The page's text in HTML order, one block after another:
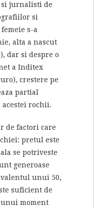
jurnalisti de
si
s-a
alta a nascut
dar si despre o
a Inditex
crestere pe
partial
rochii.
de factori care
pretul este
se potriveste
generoase
unui 50,
suficient de
moment